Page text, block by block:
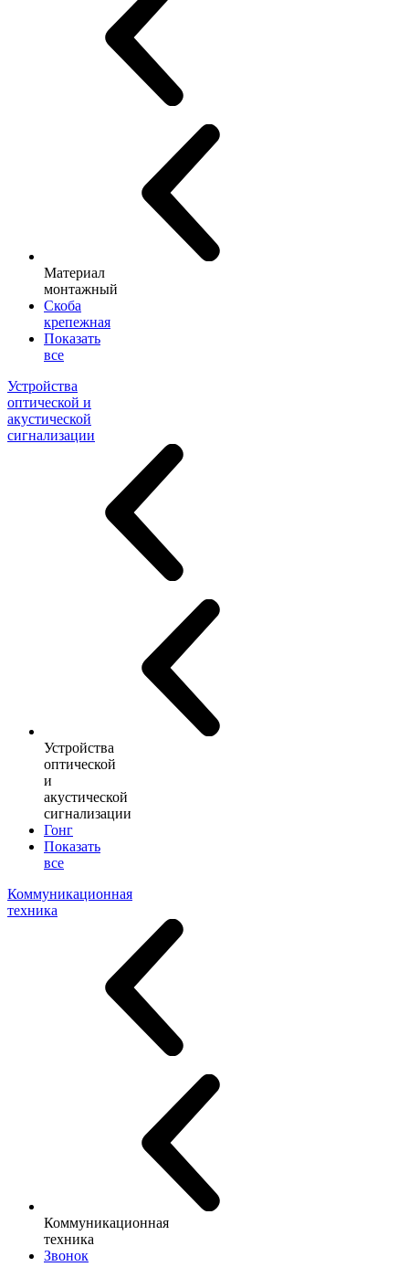
Материал
монтажный
Скоба
крепежная
Показать
все
Устройства
оптической и
акустической
сигнализации
Устройства
оптической
и
акустической
сигнализации
Гонг
Показать
все
Коммуникационная
техника
Коммуникационная
техника
Звонок